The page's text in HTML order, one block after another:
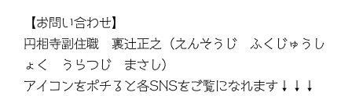
【お問い合わせ】
円相寺副住職 裏辻正之（えんそうじ ふくじゅうし
ょく うらつじ まさし）
アイコンをポチると各SNSをご覧になれます↓↓↓